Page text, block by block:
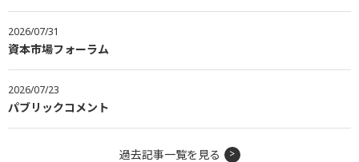
2026/07/31
資本市場フォーラム
2026/07/23
パブリックコメント
過去記事一覧を見る